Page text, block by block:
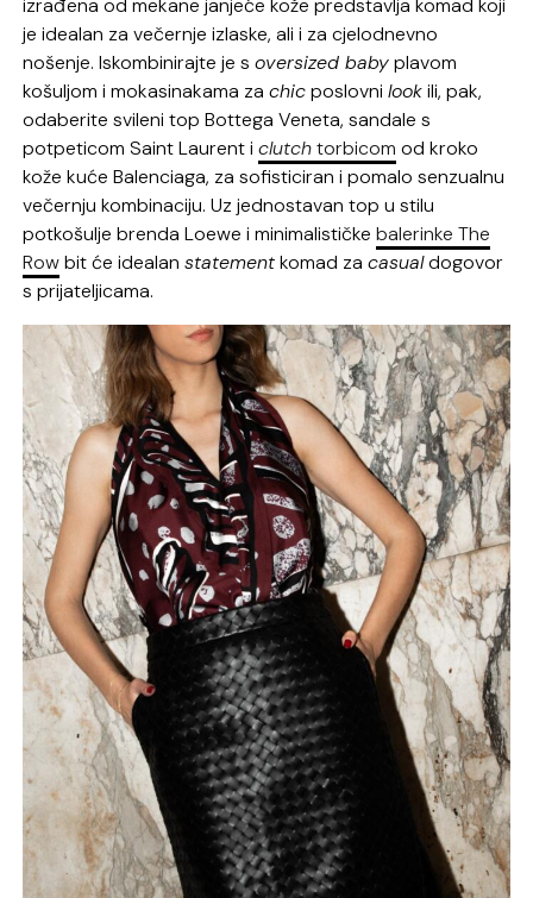
izrađena od mekane janjeće kože predstavlja komad koji
je idealan za večernje izlaske, ali i za cjelodnevno
nošenje. Iskombinirajte je soversized babyplavom
košuljom i mokasinakama zachicposlovnilookili, pak,
odaberite svileni top Bottega Veneta, sandale s
potpeticom Saint Laurent iclutchtorbicom od kroko
kože kuće Balenciaga, za sofisticiran i pomalo senzualnu
večernju kombinaciju. Uz jednostavan top u stilu
potkošulje brenda Loewe i minimalističkebalerinke The
Rowbit će idealanstatementkomad zacasualdogovor
s prijateljicama.